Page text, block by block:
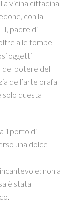
vicina cittadina
con la
padre di
alle tombe
oggetti
del potere del
dell’arte orafa
solo questa
il porto di
una dolce
non a
è stata